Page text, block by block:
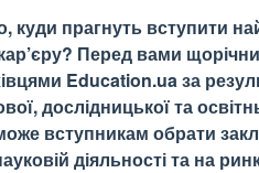
куди прагнуть вступити
Перед вами
Education.ua за
дослідницької та
вступникам обрати
діяльності та на